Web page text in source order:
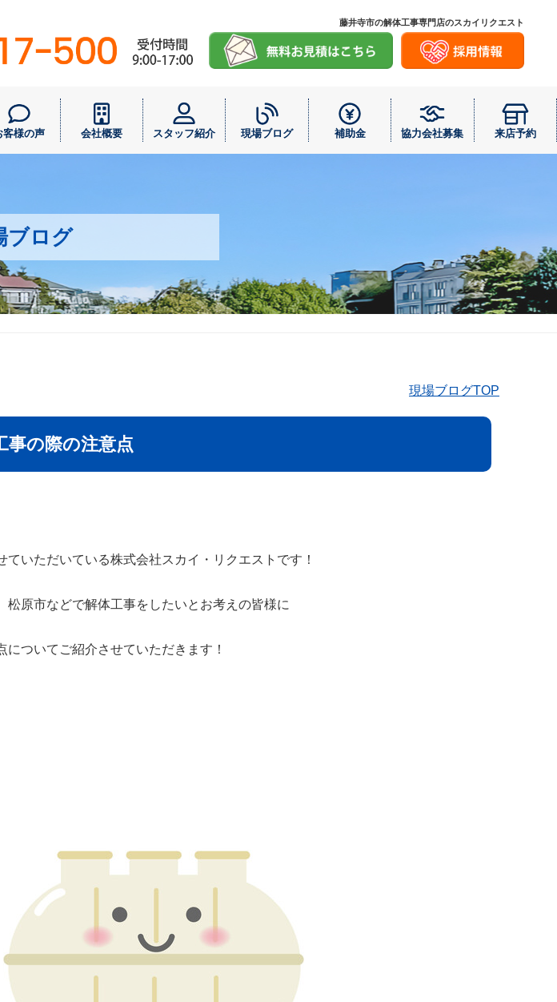
藤井寺市の解体工事専門店のスカイリクエスト
客様の声 会社概要 スタッフ紹介 現場ブログ 補助金 協力会社募集 来店予約
ブログ
現場ブログTOP
事の際の注意点
いただいている株式会社スカイ・リクエストです！
松原市などで解体工事をしたいとお考えの皆様に
ついてご紹介させていただきます！